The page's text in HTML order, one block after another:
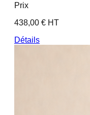
Prix
438,00 € HT
Détails